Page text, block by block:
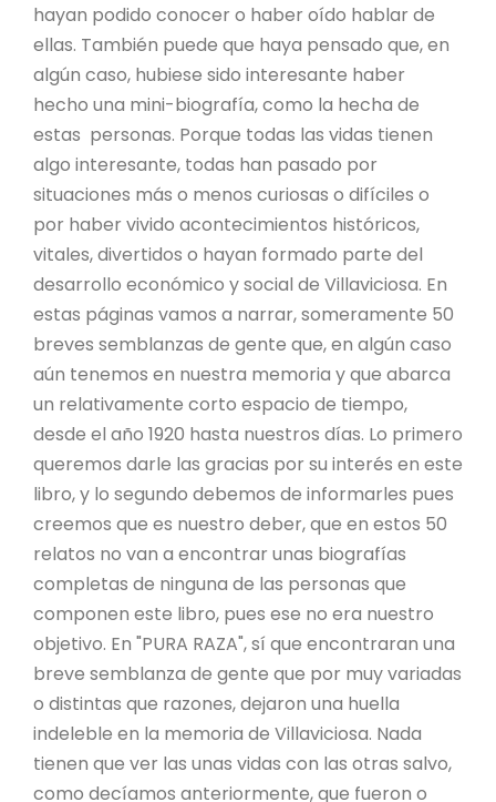
hayan podido conocer o haber oído hablar de
ellas. También puede que haya pensado que, en
algún caso, hubiese sido interesante haber
hecho una mini-biografía, como la hecha de
estas personas. Porque todas las vidas tienen
algo interesante, todas han pasado por
situaciones más o menos curiosas o difíciles o
por haber vivido acontecimientos históricos,
vitales, divertidos o hayan formado parte del
desarrollo económico y social de Villaviciosa. En
estas páginas vamos a narrar, someramente 50
breves semblanzas de gente que, en algún caso
aún tenemos en nuestra memoria y que abarca
un relativamente corto espacio de tiempo,
desde el año 1920 hasta nuestros días. Lo primero
queremos darle las gracias por su interés en este
libro, y lo segundo debemos de informarles pues
creemos que es nuestro deber, que en estos 50
relatos no van a encontrar unas biografías
completas de ninguna de las personas que
componen este libro, pues ese no era nuestro
objetivo. En "PURA RAZA", sí que encontraran una
breve semblanza de gente que por muy variadas
o distintas que razones, dejaron una huella
indeleble en la memoria de Villaviciosa. Nada
tienen que ver las unas vidas con las otras salvo,
como decíamos anteriormente, que fueron o